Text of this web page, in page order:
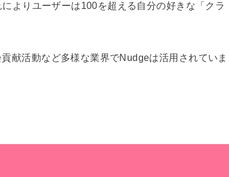
よりユーザーは100を超える自分の好きな「クラ
献活動など多様な業界でNudgeは活用されていま